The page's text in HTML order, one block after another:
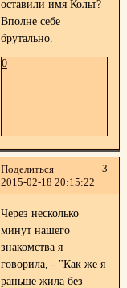
оставили имя Кольт?
Вполне себе
брутально.
0
Поделиться
3
2015-02-18 20:15:22
Через несколько
минут нашего
знакомства я
говорила, - "Как же я
раньше жила без